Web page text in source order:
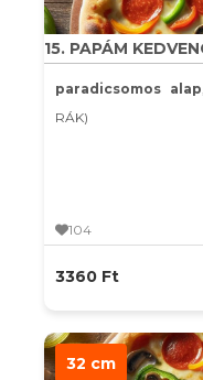
15. PAPÁM
paradicsomos alap
RÁK)
104
3360 Ft
32 cm